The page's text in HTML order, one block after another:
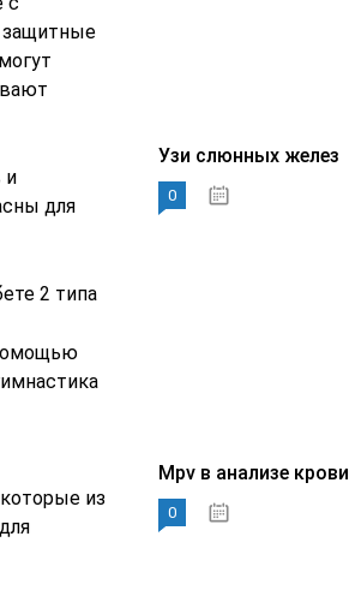
защитные
и
для
2 типа
из
Узи слюнных желез
0
Mpv в анализе крови
0